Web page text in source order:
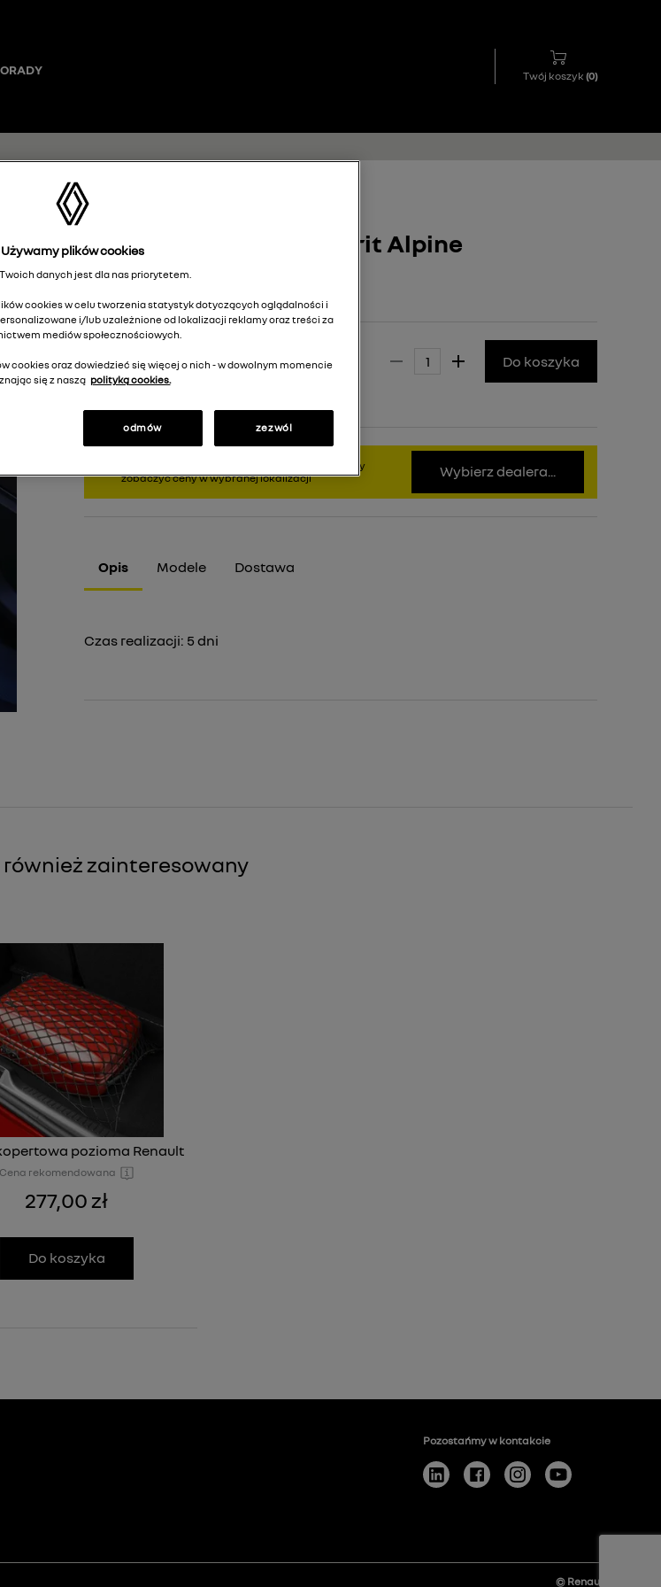
Twój koszyk (0)
dywaniki tekstylne Esprit Alpine
749M65586R
Cena rekomendowana: 515,00 zł Do koszyka
Widzisz ceny katalogowe. Wybierz dealera, żeby
zobaczyć ceny w wybranej lokalizacji
Wybierz dealera...
Opis Modele Dostawa
Czas realizacji: 5 dni
również zainteresowany
pozioma Renault
Cena rekomendowana
277,00 zł
Do koszyka
Pozostańmy w kontakcie
© Renault
Używamy plików cookies
danych jest dla nas priorytetem.
cookies w celu tworzenia statystyk dotyczących oglądalności i
i/lub uzależnione od lokalizacji reklamy oraz treści za
mediów społecznościowych.
cookies oraz dowiedzieć się więcej o nich - w dowolnym momencie
się z naszą polityką cookies.
odmów zezwól